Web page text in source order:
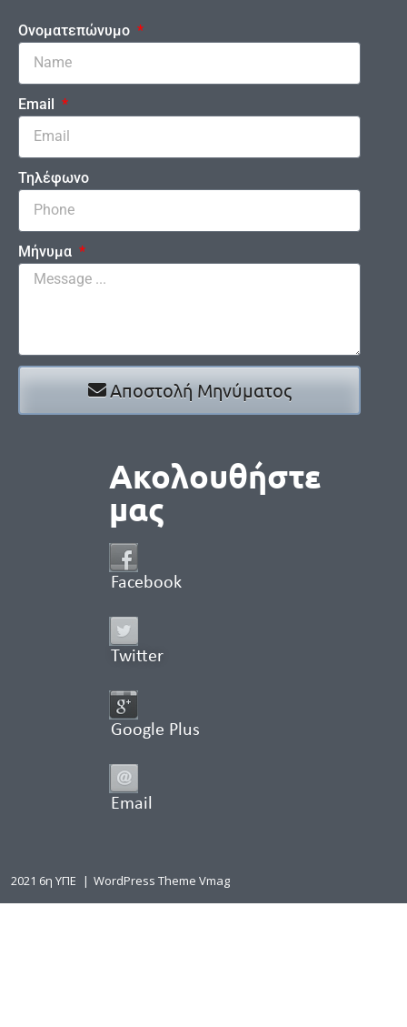
Ονοματεπώνυμο
Email
Τηλέφωνο
Μήνυμα
Αποστολή Μηνύματος
Ακολουθήστε
μας
Facebook
Twitter
Google Plus
Email
2021 6η ΥΠΕ | WordPress Theme Vmag